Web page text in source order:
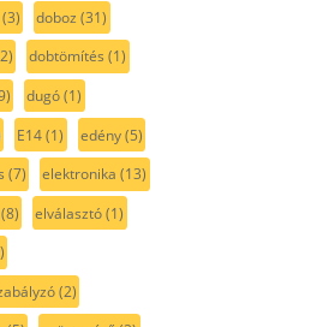
(3) doboz (31)
dobtömítés (1)
dugó(1)
E14(1) edény(5)
(7) elektronika (13)
(8) elválasztó(1)
(2)